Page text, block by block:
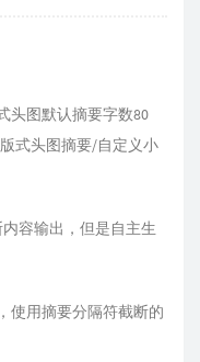
头图默认摘要字数80
式头图摘要/自定义小
容输出，但是自主生
使用摘要分隔符截断的